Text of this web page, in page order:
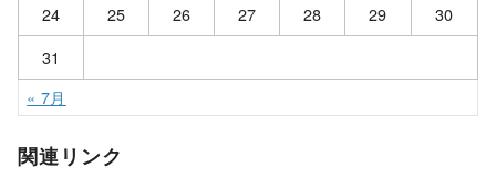
24
25 26 27 28 29
30
31
« 7月
関連リンク